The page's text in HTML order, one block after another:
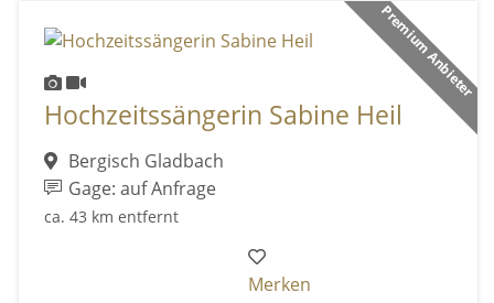
Premium Anbieter
Hochzeitssängerin Sabine Heil
Bergisch Gladbach
Gage: auf Anfrage
ca. 43 km entfernt
Merken